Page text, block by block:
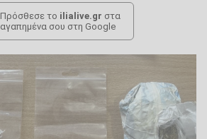
Πρόσθεσε το ilialive.gr στα
αγαπημένα σου στη Google